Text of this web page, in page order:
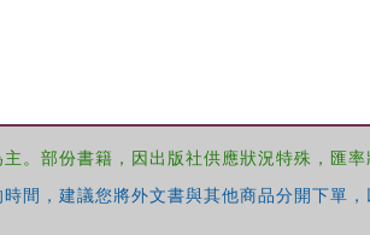
部份書籍，因出版社供應狀況特殊，匯率
，建議您將外文書與其他商品分開下單